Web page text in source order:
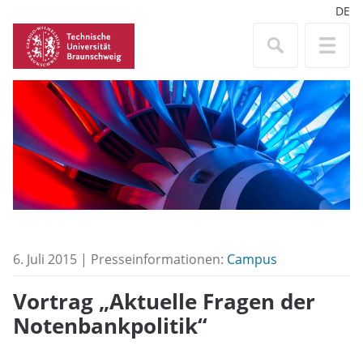
DE
6. Juli 2015 | Presseinformationen: Campus
Vortrag „Aktuelle Fragen der
Notenbankpolitik“